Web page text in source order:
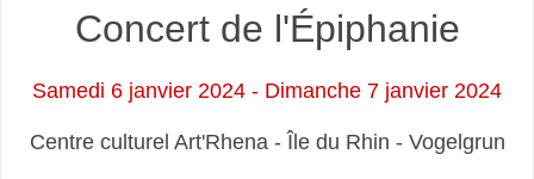
Concert de l'Épiphanie
Samedi 6 janvier 2024 - Dimanche 7 janvier 2024
Centre culturel Art'Rhena - Île du Rhin - Vogelgrun